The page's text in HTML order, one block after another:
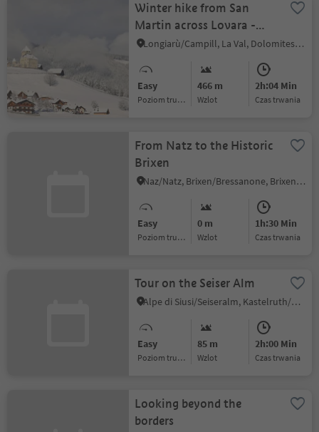
Winter hike from San
Martin across Lovara -
Preroman to Costa and
Longiarù/Campill, La Val, Dolomites Region Alta Badia
Easy
Poziom trudności
466 m
Wzlot
2h:04 Min
czas trwania
From Natz to the Historic
Brixen
Naz/Natz, Brixen/Bressanone, Brixen/Bressanone and environs
Easy
Poziom trudności
0 m
Wzlot
1h:30 Min
czas trwania
Tour on the Seiser Alm
Alpe di Siusi/Seiseralm, Kastelruth/Castelrotto, Dolomites Region Seiser Alm
Easy
Poziom trudności
85 m
Wzlot
2h:00 Min
czas trwania
Looking beyond the
borders